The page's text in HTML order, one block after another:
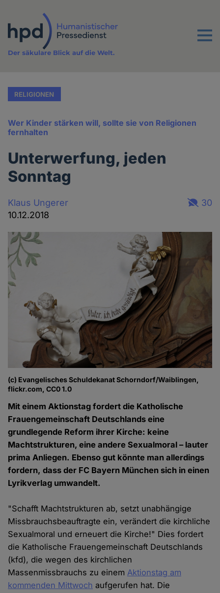
Inhalt
Menu
Der säkulare Blick auf die Welt.
RELIGIONEN
Wer Kinder stärken will, sollte sie von Religionen
fernhalten
Unterwerfung, jeden
Sonntag
Klaus Ungerer
10.12.2018
30
(c) Evangelisches Schuldekanat Schorndorf/Waiblingen,
flickr.com, CC0 1.0
Mit einem Aktionstag fordert die Katholische
Frauengemeinschaft Deutschlands eine
grundlegende Reform ihrer Kirche: keine
Machtstrukturen, eine andere Sexualmoral – lauter
prima Anliegen. Ebenso gut könnte man allerdings
fordern, dass der FC Bayern München sich in einen
Lyrikverlag umwandelt.
"Schafft Machtstrukturen ab, setzt unabhängige
Missbrauchsbeauftragte ein, verändert die kirchliche
Sexualmoral und erneuert die Kirche!" Dies fordert
die Katholische Frauengemeinschaft Deutschlands
(kfd), die wegen des kirchlichen
Massenmissbrauchs zu einemAktionstag am
kommenden Mittwoch aufgerufen hat. Die